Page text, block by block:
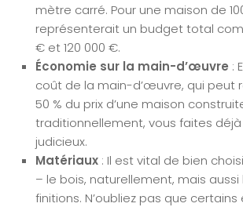
mètre carré. Pour une maison de
représenterait un budget total
€ et 120 000 €.
Économie sur la main-d’œuvre :
coût de la main-d’œuvre, qui peut
50 % du prix d’une maison
traditionnellement, vous faites déjà
judicieux.
Matériaux : Il est vital de bien
– le bois, naturellement, mais aussi
finitions. N’oubliez pas que